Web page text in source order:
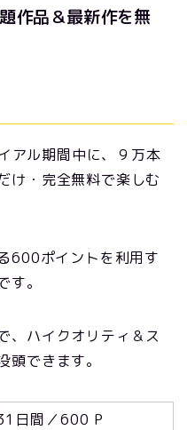
作品＆最新作を無
アル期間中に、９万本
け・完全無料で楽しむ
600ポイントを利用す
。
、ハイクオリティ＆ス
頭できます。
日間／600 P